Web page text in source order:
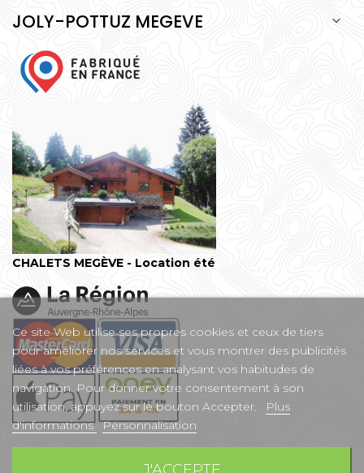
JOLY-POTTUZ MEGEVE 
CHALETS MEGÈVE - Location été
Ce site Web utilise ses propres cookies et ceux de tiers
pour améliorer nos services et vous montrer des publicités
liées à vos préférences en analysant vos habitudes de
navigation. Pour donner votre consentement à son
utilisation, appuyez sur le bouton Accepter.
Plus
d'informations Personnalisation